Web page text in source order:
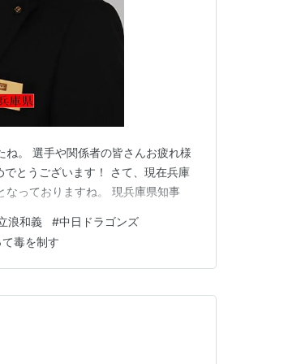
ね。 選手や関係者の皆さんお疲れ様
とうございます！ さて、現在兵庫
なっておりますね。 現兵庫県知事
浪和義 #中日ドラゴンズ
毒を制す